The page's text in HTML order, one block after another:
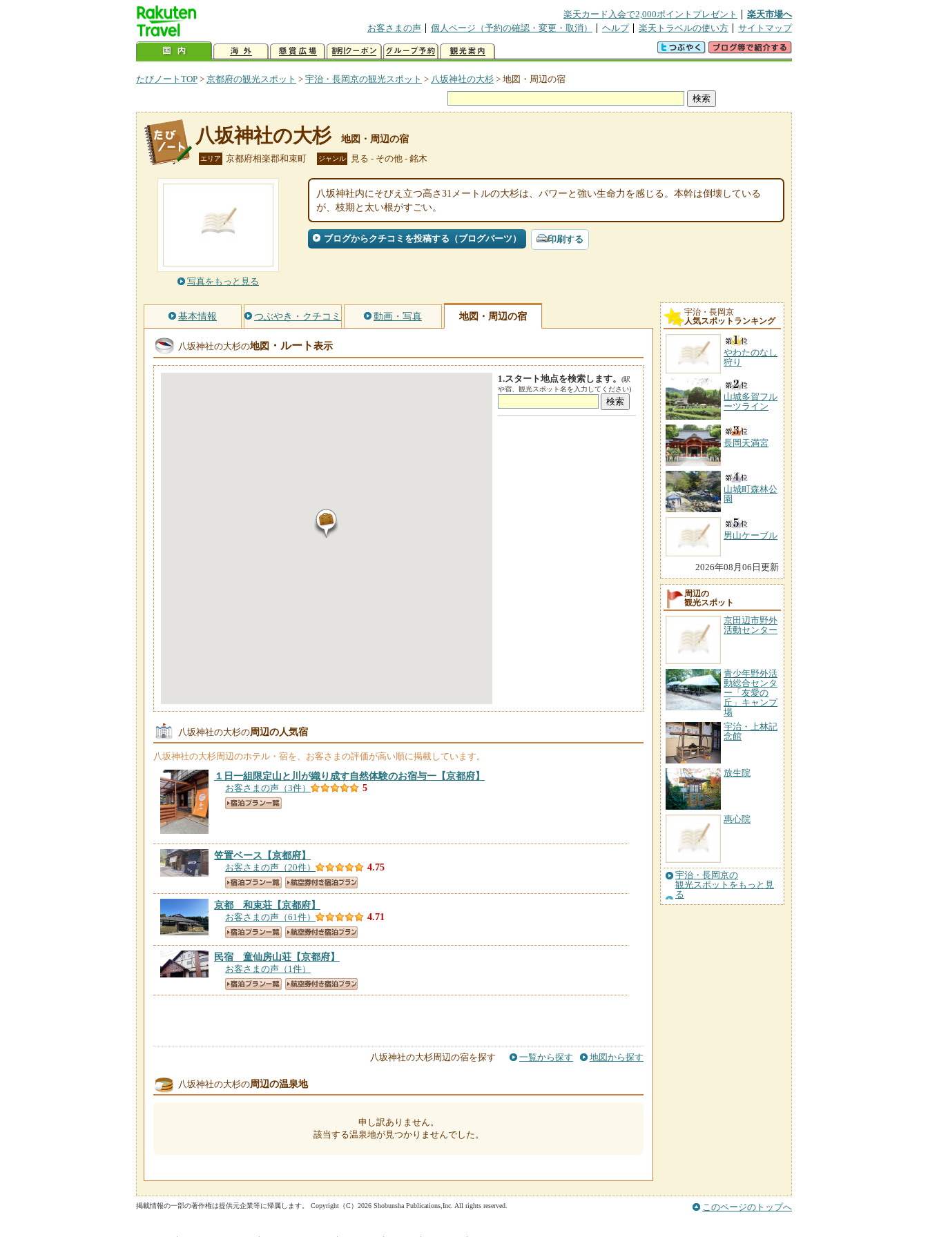
楽天カード入会で2,000ポイントプレゼント
楽天市場へ
お客さまの声
個人ページ（予約の確認・変更・取消） ヘルプ 楽天トラベルの使い方 サイトマップ
たびノートTOP > 京都府の観光スポット > 宇治・長岡京の観光スポット > 八坂神社の大杉 > 地図・周辺の宿
八坂神社の大杉 地図・周辺の宿
エリア 京都府相楽郡和束町 ジャンル 見る - その他 - 銘木
写真をもっと見る
八坂神社内にそびえ立つ高さ31メートルの大杉は、パワーと強い生命力を感じる。本幹は倒壊している
が、枝期と太い根がすごい。
ブログからクチコミを投稿する（ブログパーツ） 印刷する
基本情報 つぶやき・クチコミ 動画・写真 地図・周辺の宿
八坂神社の大杉の地図 ・ルート表示
1.スタート地点を検索します。
(駅
や宿、観光スポット名を入力してください)
八坂神社の大杉の周辺の人気宿
八坂神社の大杉周辺のホテル・宿を、お客さまの評価が高い順に掲載しています。
１日一組限定山と川が織り成す自然体験のお宿与一 【京都府】
お客さまの声（3件） 5
笠置ベース 【京都府】
お客さまの声（20件） 4.75
京都 和束荘 【京都府】
お客さまの声（61件） 4.71
民宿 童仙房山荘 【京都府】
お客さまの声（1件）
八坂神社の大杉周辺の宿を探す 一覧から探す 地図から探す
八坂神社の大杉の周辺の温泉地
申し訳ありません。
該当する温泉地が見つかりませんでした。
宇治・長岡京
人気スポットランキング
やわたのなし
狩り
山城多賀フル
ーツライン
長岡天満宮
山城町森林公
園
男山ケーブル
2026年08月06日更新
周辺の
観光スポット
京田辺市野外
活動センター
青少年野外活
動総合センタ
ー「友愛の
丘」キャンプ
場
宇治・上林記
念館
放生院
惠心院
宇治・長岡京の
観光スポットをもっと見
る
掲載情報の一部の著作権は提供元企業等に帰属します。 Copyright（C）2026 Shobunsha Publications,Inc. All rights reserved. このページのトップへ